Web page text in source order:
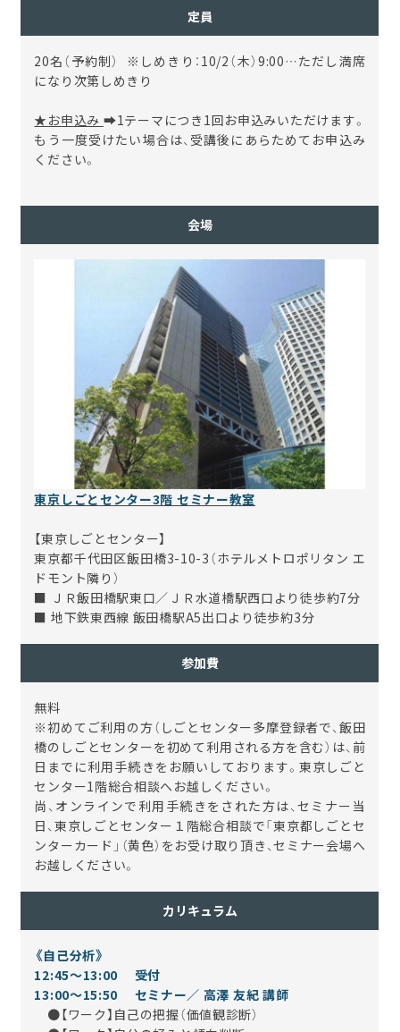
定員
20名（予約制） ※しめきり：10/2（木）9:00…ただし満席
になり次第しめきり
★お申込み ➡1テーマにつき1回お申込みいただけます。
もう一度受けたい場合は、受講後にあらためてお申込み
ください。
会場
東京しごとセンター3階 セミナー教室
【東京しごとセンター】
東京都千代田区飯田橋3-10-3（ホテルメトロポリタン エ
ドモント隣り）
■ ＪＲ飯田橋駅東口／ＪＲ水道橋駅西口より徒歩約7分
■ 地下鉄東西線 飯田橋駅A5出口より徒歩約3分
参加費
無料
※初めてご利用の方（しごとセンター多摩登録者で、飯田
橋のしごとセンターを初めて利用される方を含む）は、前
日までに利用手続きをお願いしております。東京しごと
センター1階総合相談へお越しください。
尚、オンラインで利用手続きをされた方は、セミナー当
日、東京しごとセンター１階総合相談で「東京都しごとセ
ンターカード」（黄色）をお受け取り頂き、セミナー会場へ
お越しください。
カリキュラム
《自己分析》
12:45～13:00 受付
13:00～15:50 セミナー／ 高澤 友紀 講師
●【ワーク】自己の把握（価値観診断）